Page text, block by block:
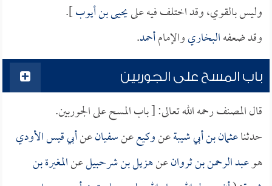
وليس بالقوي، وقد اختلف فيه علىيحيى بن أيوب].
وقد ضعفهالبخاريوالإمامأحمد.
باب المسح على الجوربين
قال المصنف رحمه الله تعالى: [ باب المسح على الجوربين.
حدثناعثمان بن أبي شيبةعنوكيععنسفيانعنأبي قيس الأودي
هوعبد الرحمن بن ثروانعنهزيل بن شرحبيلعنالمغيرة بن